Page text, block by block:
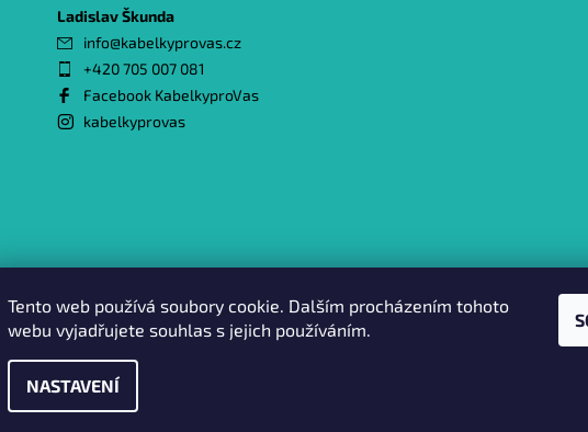
Ladislav Škunda
info@kabelkyprovas.cz
+420 705 007 081
Facebook KabelkyproVas
kabelkyprovas
Heureka.cz | Zboží.cz | Oázakabelek
vyhrazena
Tento web používá soubory cookie. Dalším procházením tohoto
webu vyjadřujete souhlas s jejich používáním.
NASTAVENÍ